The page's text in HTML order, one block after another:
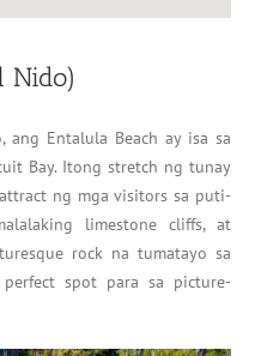
Nido)
Entalula Beach ay isa sa
Bay. Itong stretch ng tunay
ng mga visitors sa puti-
limestone cliffs, at
rock na tumatayo sa
spot para sa picture-